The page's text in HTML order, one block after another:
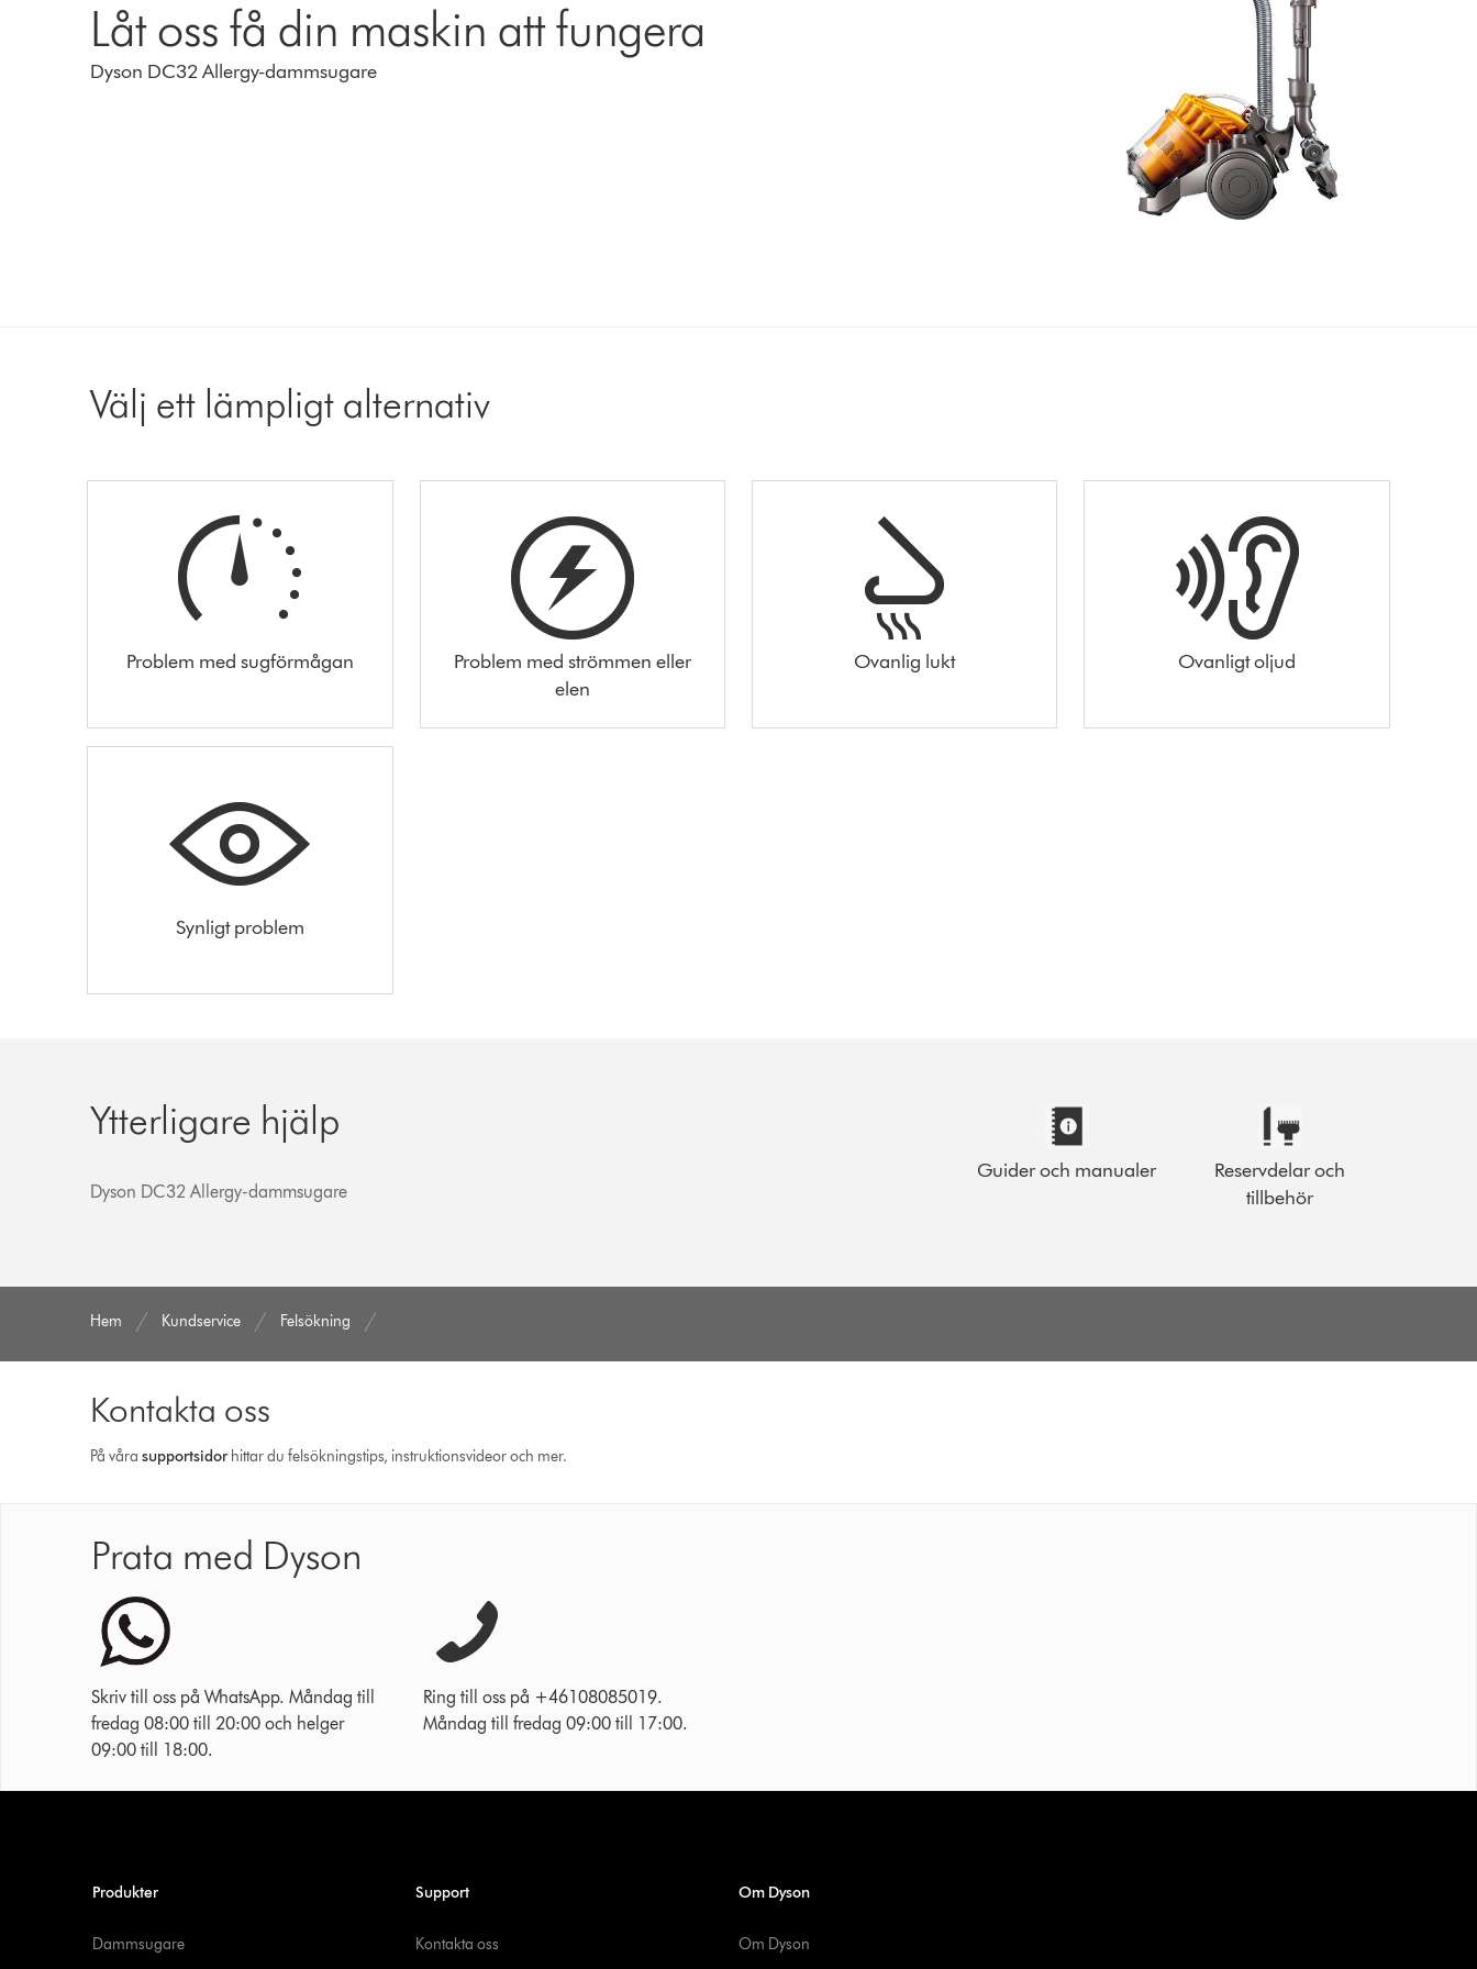
Låt oss få din maskin att fungera
Dyson DC32 Allergy-dammsugare
Välj ett lämpligt alternativ
Problem med sugförmågan
Problem med strömmen eller
elen
Ovanlig lukt Ovanligt oljud
Synligt problem
Ytterligare hjälp
Dyson DC32 Allergy-dammsugare
Guider och manualer
Reservdelar och
tillbehör
Hem Kundservice Felsökning
Kontakta oss
På vårasupport­sidor hittar du felsökningstips, instruktionsvideor och mer.
Prata med Dyson
Skriv till oss på WhatsApp. Måndag till
fredag 08:00 till 20:00 och helger
09:00 till 18:00.
Ring till oss på +46108085019.
Måndag till fredag 09:00 till 17:00.
Produkter
Dammsugare
Support
Kontakta oss
Om Dyson
Om Dyson